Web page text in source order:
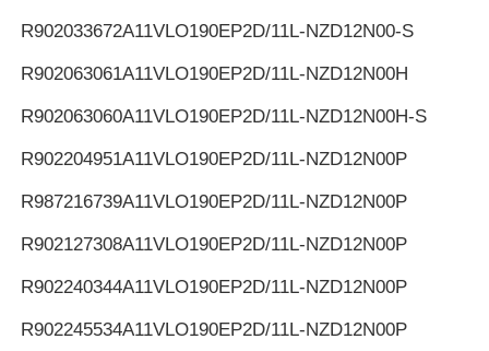
R902033672A11VLO190EP2D/11L-NZD12N00-S
R902063061A11VLO190EP2D/11L-NZD12N00H
R902063060A11VLO190EP2D/11L-NZD12N00H-S
R902204951A11VLO190EP2D/11L-NZD12N00P
R987216739A11VLO190EP2D/11L-NZD12N00P
R902127308A11VLO190EP2D/11L-NZD12N00P
R902240344A11VLO190EP2D/11L-NZD12N00P
R902245534A11VLO190EP2D/11L-NZD12N00P